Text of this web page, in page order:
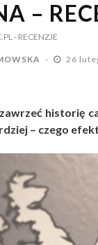
–
- RECENZJE
26
historię
– czego